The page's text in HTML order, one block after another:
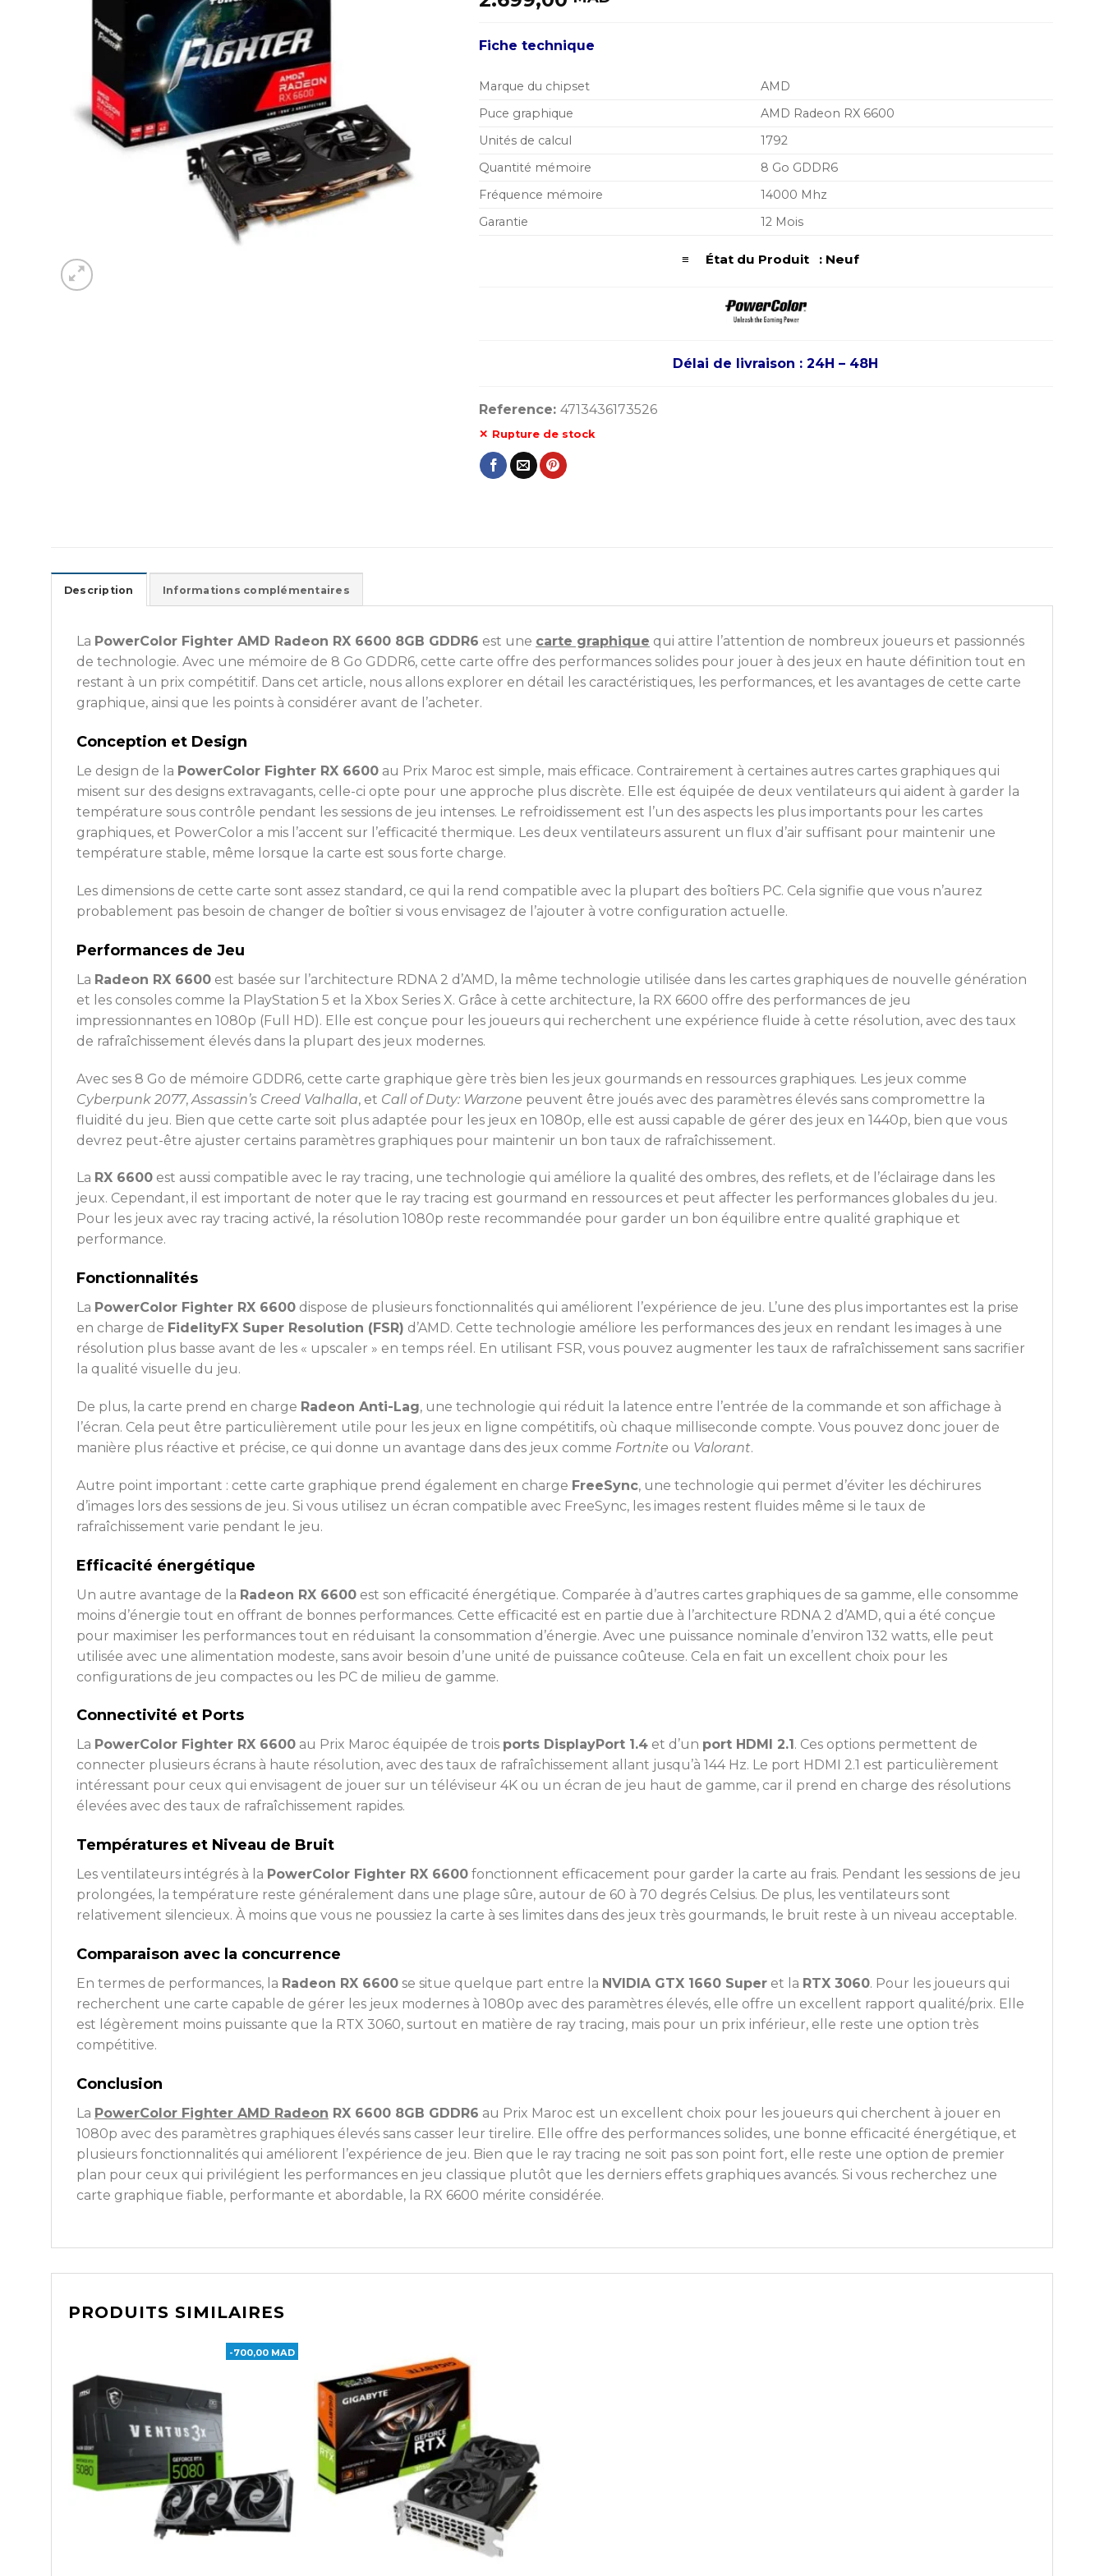
Fiche technique
Marque du chipset
AMD
Puce graphique
AMD Radeon RX 6600
Unités de calcul
1792
Quantité mémoire
8 Go GDDR6
Fréquence mémoire
14000 Mhz
Garantie
12 Mois
≡ État du Produit : Neuf
Délai de livraison : 24H – 48H
Reference: 4713436173526
Rupture de stock
Description Informations complémentaires
La PowerColor Fighter AMD Radeon RX 6600 8GB GDDR6 est une carte graphique qui attire l’attention de nombreux joueurs et passionnés
de technologie. Avec une mémoire de 8 Go GDDR6, cette carte offre des performances solides pour jouer à des jeux en haute définition tout en
restant à un prix compétitif. Dans cet article, nous allons explorer en détail les caractéristiques, les performances, et les avantages de cette carte
graphique, ainsi que les points à considérer avant de l’acheter.
Conception et Design
Le design de la PowerColor Fighter RX 6600 au Prix Maroc est simple, mais efficace. Contrairement à certaines autres cartes graphiques qui
misent sur des designs extravagants, celle-ci opte pour une approche plus discrète. Elle est équipée de deux ventilateurs qui aident à garder la
température sous contrôle pendant les sessions de jeu intenses. Le refroidissement est l’un des aspects les plus importants pour les cartes
graphiques, et PowerColor a mis l’accent sur l’efficacité thermique. Les deux ventilateurs assurent un flux d’air suffisant pour maintenir une
température stable, même lorsque la carte est sous forte charge.
Les dimensions de cette carte sont assez standard, ce qui la rend compatible avec la plupart des boîtiers PC. Cela signifie que vous n’aurez
probablement pas besoin de changer de boîtier si vous envisagez de l’ajouter à votre configuration actuelle.
Performances de Jeu
La Radeon RX 6600 est basée sur l’architecture RDNA 2 d’AMD, la même technologie utilisée dans les cartes graphiques de nouvelle génération
et les consoles comme la PlayStation 5 et la Xbox Series X. Grâce à cette architecture, la RX 6600 offre des performances de jeu
impressionnantes en 1080p (Full HD). Elle est conçue pour les joueurs qui recherchent une expérience fluide à cette résolution, avec des taux
de rafraîchissement élevés dans la plupart des jeux modernes.
Avec ses 8 Go de mémoire GDDR6, cette carte graphique gère très bien les jeux gourmands en ressources graphiques. Les jeux comme
Cyberpunk 2077, Assassin’s Creed Valhalla, et Call of Duty: Warzone peuvent être joués avec des paramètres élevés sans compromettre la
fluidité du jeu. Bien que cette carte soit plus adaptée pour les jeux en 1080p, elle est aussi capable de gérer des jeux en 1440p, bien que vous
devrez peut-être ajuster certains paramètres graphiques pour maintenir un bon taux de rafraîchissement.
La RX 6600 est aussi compatible avec le ray tracing, une technologie qui améliore la qualité des ombres, des reflets, et de l’éclairage dans les
jeux. Cependant, il est important de noter que le ray tracing est gourmand en ressources et peut affecter les performances globales du jeu.
Pour les jeux avec ray tracing activé, la résolution 1080p reste recommandée pour garder un bon équilibre entre qualité graphique et
performance.
Fonctionnalités
La PowerColor Fighter RX 6600 dispose de plusieurs fonctionnalités qui améliorent l’expérience de jeu. L’une des plus importantes est la prise
en charge de FidelityFX Super Resolution (FSR) d’AMD. Cette technologie améliore les performances des jeux en rendant les images à une
résolution plus basse avant de les « upscaler » en temps réel. En utilisant FSR, vous pouvez augmenter les taux de rafraîchissement sans sacrifier
la qualité visuelle du jeu.
De plus, la carte prend en charge Radeon Anti-Lag, une technologie qui réduit la latence entre l’entrée de la commande et son affichage à
l’écran. Cela peut être particulièrement utile pour les jeux en ligne compétitifs, où chaque milliseconde compte. Vous pouvez donc jouer de
manière plus réactive et précise, ce qui donne un avantage dans des jeux comme Fortnite ou Valorant.
Autre point important : cette carte graphique prend également en charge FreeSync, une technologie qui permet d’éviter les déchirures
d’images lors des sessions de jeu. Si vous utilisez un écran compatible avec FreeSync, les images restent fluides même si le taux de
rafraîchissement varie pendant le jeu.
Efficacité énergétique
Un autre avantage de la Radeon RX 6600 est son efficacité énergétique. Comparée à d’autres cartes graphiques de sa gamme, elle consomme
moins d’énergie tout en offrant de bonnes performances. Cette efficacité est en partie due à l’architecture RDNA 2 d’AMD, qui a été conçue
pour maximiser les performances tout en réduisant la consommation d’énergie. Avec une puissance nominale d’environ 132 watts, elle peut
utilisée avec une alimentation modeste, sans avoir besoin d’une unité de puissance coûteuse. Cela en fait un excellent choix pour les
configurations de jeu compactes ou les PC de milieu de gamme.
Connectivité et Ports
La PowerColor Fighter RX 6600 au Prix Maroc équipée de trois ports DisplayPort 1.4 et d’un port HDMI 2.1 . Ces options permettent de
connecter plusieurs écrans à haute résolution, avec des taux de rafraîchissement allant jusqu’à 144 Hz. Le port HDMI 2.1 est particulièrement
intéressant pour ceux qui envisagent de jouer sur un téléviseur 4K ou un écran de jeu haut de gamme, car il prend en charge des résolutions
élevées avec des taux de rafraîchissement rapides.
Températures et Niveau de Bruit
Les ventilateurs intégrés à la PowerColor Fighter RX 6600 fonctionnent efficacement pour garder la carte au frais. Pendant les sessions de jeu
prolongées, la température reste généralement dans une plage sûre, autour de 60 à 70 degrés Celsius. De plus, les ventilateurs sont
relativement silencieux. À moins que vous ne poussiez la carte à ses limites dans des jeux très gourmands, le bruit reste à un niveau acceptable.
Comparaison avec la concurrence
En termes de performances, la Radeon RX 6600 se situe quelque part entre la NVIDIA GTX 1660 Super et la RTX 3060. Pour les joueurs qui
recherchent une carte capable de gérer les jeux modernes à 1080p avec des paramètres élevés, elle offre un excellent rapport qualité/prix. Elle
est légèrement moins puissante que la RTX 3060, surtout en matière de ray tracing, mais pour un prix inférieur, elle reste une option très
compétitive.
Conclusion
La PowerColor Fighter AMD Radeon RX 6600 8GB GDDR6 au Prix Maroc est un excellent choix pour les joueurs qui cherchent à jouer en
1080p avec des paramètres graphiques élevés sans casser leur tirelire. Elle offre des performances solides, une bonne efficacité énergétique, et
plusieurs fonctionnalités qui améliorent l’expérience de jeu. Bien que le ray tracing ne soit pas son point fort, elle reste une option de premier
plan pour ceux qui privilégient les performances en jeu classique plutôt que les derniers effets graphiques avancés. Si vous recherchez une
carte graphique fiable, performante et abordable, la RX 6600 mérite considérée.
PRODUITS SIMILAIRES
-700,00 MAD